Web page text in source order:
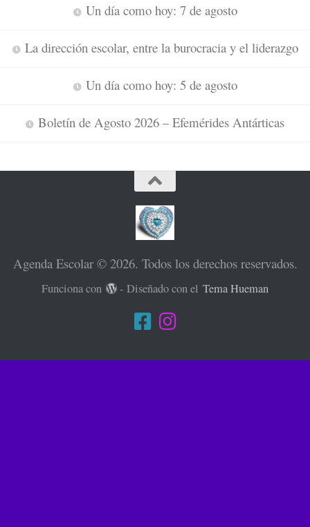
Un día como hoy: 7 de agosto
La dirección escolar, entre la burocracia y el liderazgo
Un día como hoy: 5 de agosto
Boletín de Agosto 2026 – Efemérides Antárticas
Agenda Escolar © 2026. Todos los derechos reservados.
Funciona con - Diseñado con elTema Hueman